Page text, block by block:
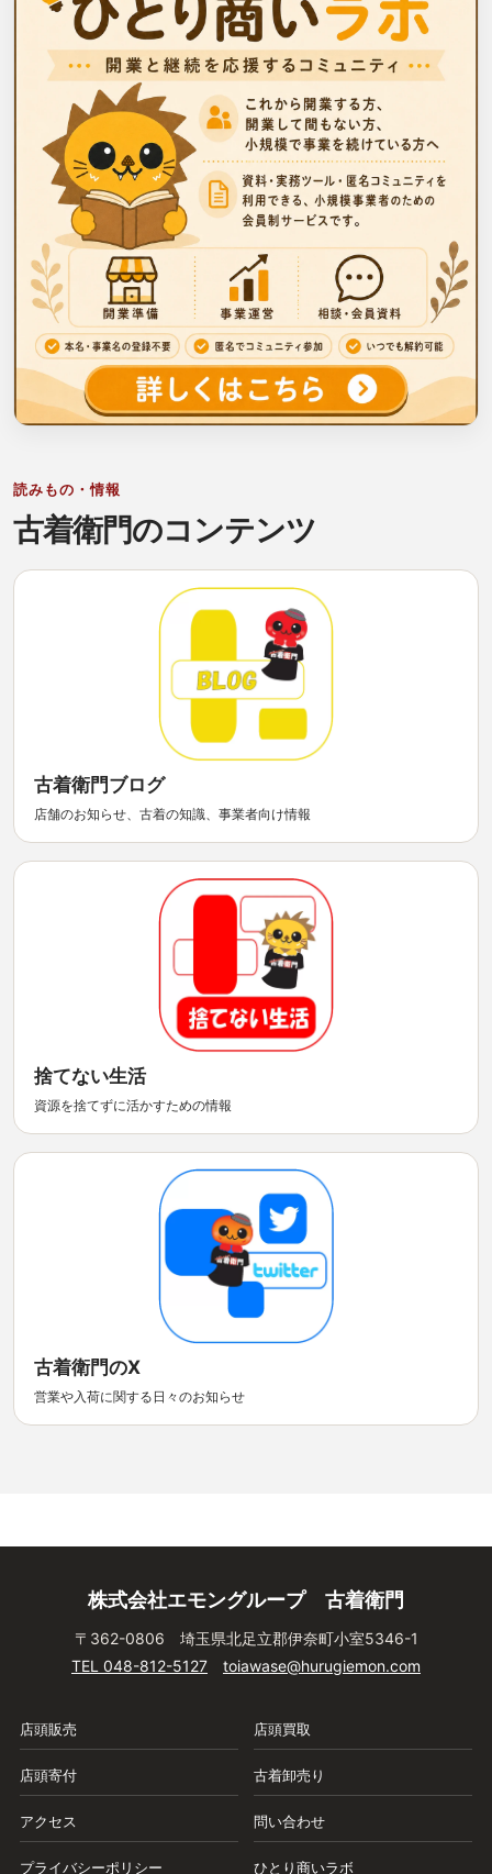
読みもの・情報
古着衛門のコンテンツ
古着衛門ブログ
店舗のお知らせ、古着の知識、事業者向け情報
捨てない生活
資源を捨てずに活かすための情報
古着衛門のX
営業や入荷に関する日々のお知らせ
株式会社エモングループ 古着衛門
〒362-0806 埼玉県北足立郡伊奈町小室5346-1
TEL 048-812-5127
toiawase@hurugiemon.com
店頭販売 店頭買取
店頭寄付 古着卸売り
アクセス 問い合わせ
プライバシーポリシー ひとり商いラボ